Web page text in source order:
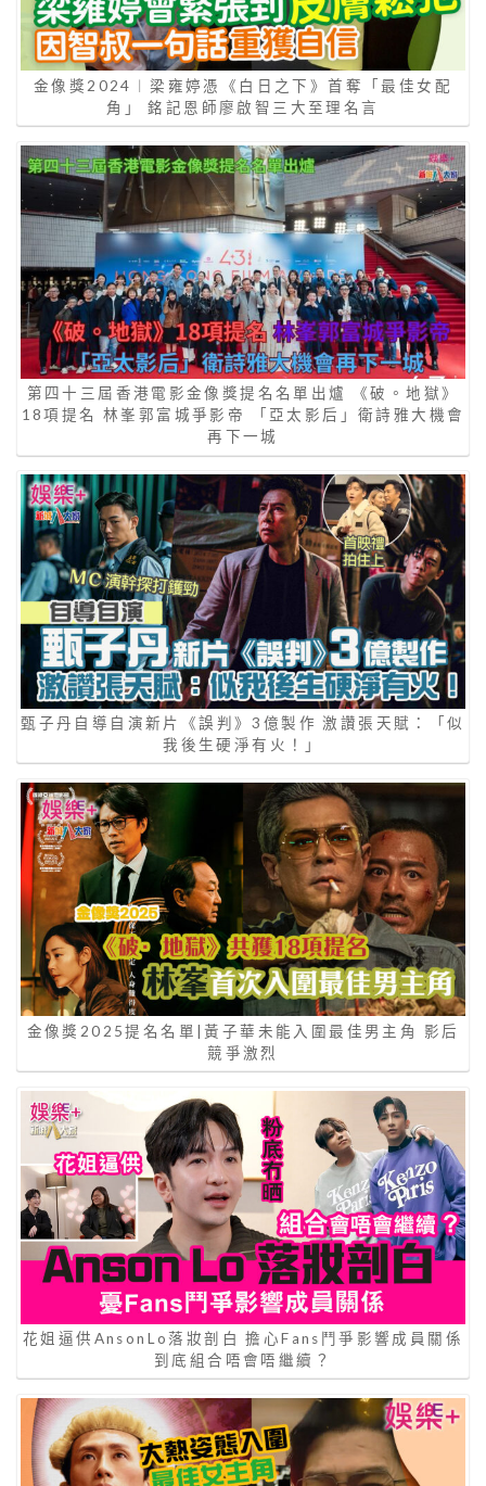
金像獎2024︱梁雍婷憑《白日之下》首奪「最佳女配
角」 銘記恩師廖啟智三大至理名言
第四十三屆香港電影金像獎提名名單出爐 《破。地獄》
18項提名 林峯郭富城爭影帝 「亞太影后」衛詩雅大機會
再下一城
甄子丹自導自演新片《誤判》3億製作 激讚張天賦：「似
我後生硬淨有火！」
金像獎2025提名名單|黃子華未能入圍最佳男主角 影后
競爭激烈
花姐逼供AnsonLo落妝剖白 擔心Fans鬥爭影響成員關係
到底組合唔會唔繼續？